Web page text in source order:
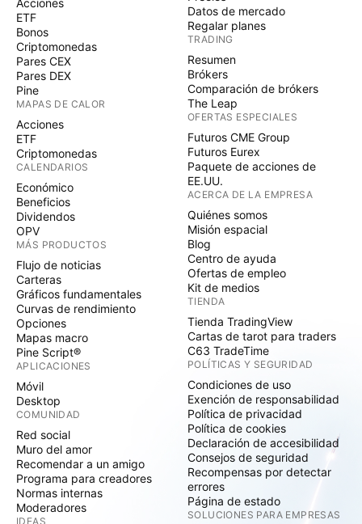
Acciones
ETF
Bonos
Criptomonedas
Pares CEX
Pares DEX
Pine
MAPAS DE CALOR
Acciones
ETF
Criptomonedas
CALENDARIOS
Económico
Beneficios
Dividendos
OPV
MÁS PRODUCTOS
Flujo de noticias
Carteras
Gráficos fundamentales
Curvas de rendimiento
Opciones
Mapas macro
Pine Script®
APLICACIONES
Móvil
Desktop
COMUNIDAD
Red social
Muro del amor
Recomendar a un amigo
Programa para creadores
Normas internas
Moderadores
IDEAS
Datos de mercado
Regalar planes
TRADING
Resumen
Brókers
Comparación de brókers
The Leap
OFERTAS ESPECIALES
Futuros CME Group
Futuros Eurex
Paquete de acciones de
EE.UU.
ACERCA DE LA EMPRESA
Quiénes somos
Misión espacial
Blog
Centro de ayuda
Ofertas de empleo
Kit de medios
TIENDA
Tienda TradingView
Cartas de tarot para traders
C63 TradeTime
POLÍTICAS Y SEGURIDAD
Condiciones de uso
Exención de responsabilidad
Política de privacidad
Política de cookies
Declaración de accesibilidad
Consejos de seguridad
Recompensas por detectar
errores
Página de estado
SOLUCIONES PARA EMPRESAS